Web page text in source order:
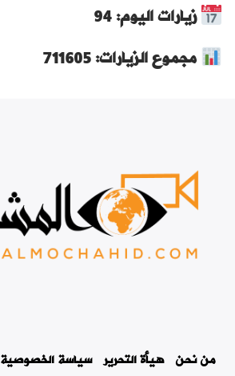
زيارات اليوم: 94
مجموع الزيارات: 711605
من نحن هيأة التحرير سياسة الخصوصية